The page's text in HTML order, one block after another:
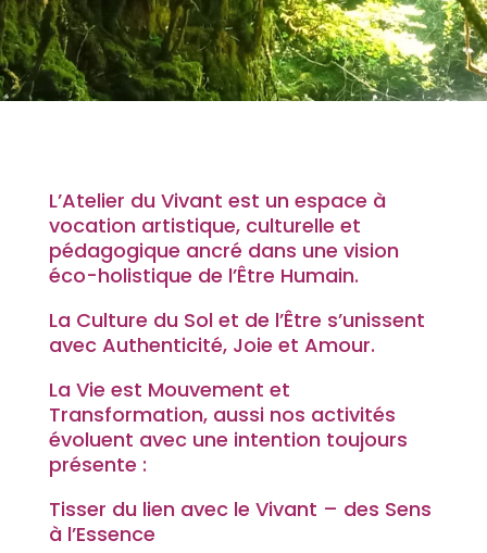
L’Atelier du Vivant est un espace à
vocation artistique, culturelle et
pédagogique ancré dans une vision
éco-holistique de l’Être Humain.
La Culture du Sol et de l’Être s’unissent
avec Authenticité, Joie et Amour.
La Vie est Mouvement et
Transformation, aussi nos activités
évoluent avec une intention toujours
présente :
Tisser du lien avec le Vivant – des Sens
à l’Essence